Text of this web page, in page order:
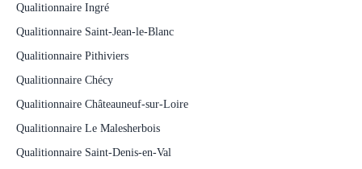
Qualitionnaire Ingré
Qualitionnaire Saint-Jean-le-Blanc
Qualitionnaire Pithiviers
Qualitionnaire Chécy
Qualitionnaire Châteauneuf-sur-Loire
Qualitionnaire Le Malesherbois
Qualitionnaire Saint-Denis-en-Val